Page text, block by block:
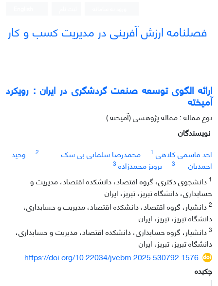
فصلنامه ارزش آفرینی در مدیریت کسب و کار
ارائه الگوی توسعه صنعت گردشگری در ایران : رویکرد
آمیخته
نوع مقاله : مقاله پژوهشی (آمیخته )
نویسندگان
احد قاسمی کلاهی 1 محمدرضا سلمانی بی شک 2
وحید
احمدیان
3 پرویز محمدزاده 3
1 دانشجوی دکتری، گروه اقتصاد، دانشکده اقتصاد، مدیریت و
حسابداری، دانشگاه تبریز، تبریز، ایران
2دانشیار، گروه اقتصاد، دانشکده اقتصاد، مدیریت و حسابداری،
دانشگاه تبریز، تبریز، ایران
3دانشیار، گروه حسابداری، دانشکده اقتصاد، مدیریت و حسابداری،
دانشگاه تبریز، تبریز، ایران
https://doi.org/10.22034/jvcbm.2025.530792.1576
چکیده